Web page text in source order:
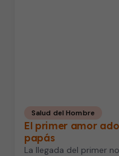
Salud del Hombre
El primer amor
papás
La llegada del primer